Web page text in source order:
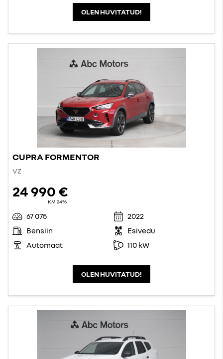
OLEN HUVITATUD!
CUPRA FORMENTOR
VZ
24 990 €
KM 24%
67 075
2022
Bensiin
Esivedu
Automaat
110 kW
OLEN HUVITATUD!